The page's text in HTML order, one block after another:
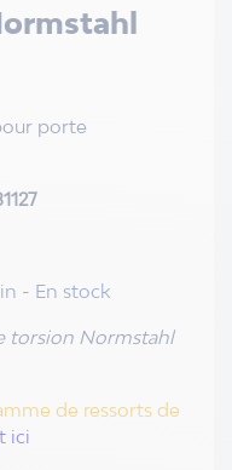
porte
- En stock
torsion Normstahl
de ressorts de
ici